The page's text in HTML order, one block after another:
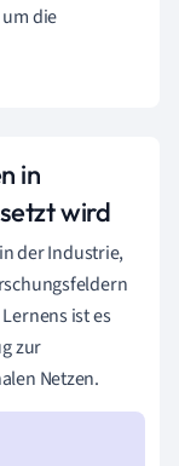
die
in
wird
der Industrie,
ist es
zur
Netzen.